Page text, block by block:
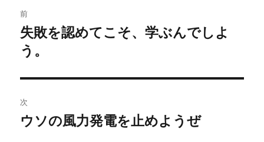
稿
ナ
ビ
ゲ
ー
前
前
の
稿:
失敗を認めてこそ、学ぶんでしよ
う。
次
次
ウソの風力発電を止めようぜ